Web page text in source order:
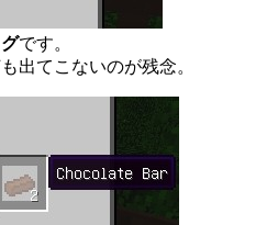
です。
出てこないのが残念。